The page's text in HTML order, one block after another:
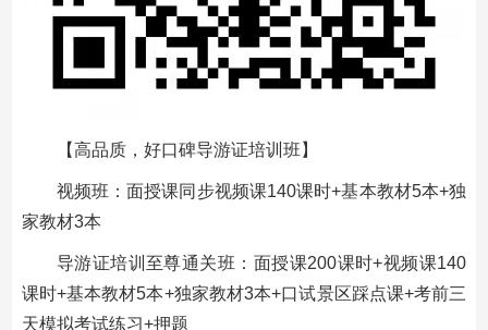
【高品质，好口碑导游证培训班】
视频班：面授课同步视频课140课时+基本教材5本+独
家教材3本
导游证培训至尊通关班：面授课200课时+视频课140
课时+基本教材5本+独家教材3本+口试景区踩点课+考前三
天模拟考试练习+押题